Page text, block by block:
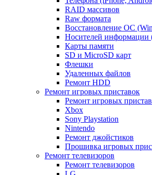
RAID массивов
Raw формата
Восстановление ОС
Носителей
Карты памяти
SD и MicroSD карт
Флешки
Удаленных файлов
Ремонт HDD
Ремонт игровых приставок
Ремонт игровых
Xbox
Sony Playstation
Nintendo
Ремонт джойстиков
Прошивка игровых
Ремонт телевизоров
Ремонт телевизоров